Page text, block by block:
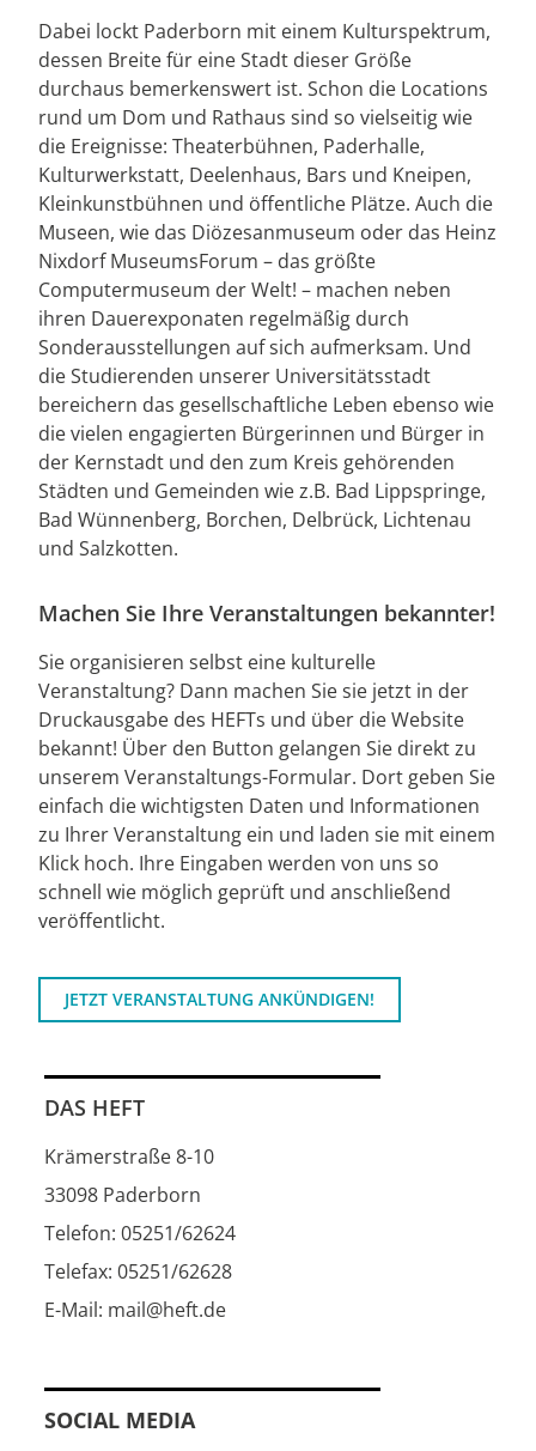
Dabei lockt Paderborn mit einem Kulturspektrum,
dessen Breite für eine Stadt dieser Größe
durchaus bemerkenswert ist. Schon die Locations
rund um Dom und Rathaus sind so vielseitig wie
die Ereignisse: Theaterbühnen, Paderhalle,
Kulturwerkstatt, Deelenhaus, Bars und Kneipen,
Kleinkunstbühnen und öffentliche Plätze. Auch die
Museen, wie das Diözesanmuseum oder das Heinz
Nixdorf MuseumsForum – das größte
Computermuseum der Welt! – machen neben
ihren Dauerexponaten regelmäßig durch
Sonderausstellungen auf sich aufmerksam. Und
die Studierenden unserer Universitätsstadt
bereichern das gesellschaftliche Leben ebenso wie
die vielen engagierten Bürgerinnen und Bürger in
der Kernstadt und den zum Kreis gehörenden
Städten und Gemeinden wie z.B. Bad Lippspringe,
Bad Wünnenberg, Borchen, Delbrück, Lichtenau
und Salzkotten.
Machen Sie Ihre Veranstaltungen bekannter!
Sie organisieren selbst eine kulturelle
Veranstaltung? Dann machen Sie sie jetzt in der
Druckausgabe des HEFTs und über die Website
bekannt! Über den Button gelangen Sie direkt zu
unserem Veranstaltungs-Formular. Dort geben Sie
einfach die wichtigsten Daten und Informationen
zu Ihrer Veranstaltung ein und laden sie mit einem
Klick hoch. Ihre Eingaben werden von uns so
schnell wie möglich geprüft und anschließend
veröffentlicht.
JETZT VERANSTALTUNG ANKÜNDIGEN!
DAS HEFT
Krämerstraße 8-10
33098 Paderborn
Telefon: 05251/62624
Telefax: 05251/62628
E-Mail: mail@heft.de
SOCIAL MEDIA